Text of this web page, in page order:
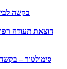
בקשה
הוצאת תעודה
סימולטור –